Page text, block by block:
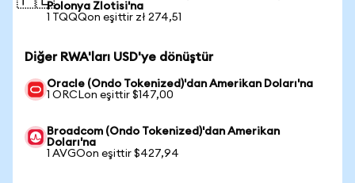
Polonya Zlotisi'na
1 TQQQon eşittir zł 274,51
Diğer RWA'ları USD'ye dönüştür
Oracle (Ondo Tokenized)'dan Amerikan Doları'na
1 ORCLon eşittir $147,00
Broadcom (Ondo Tokenized)'dan Amerikan
Doları'na
1 AVGOon eşittir $427,94